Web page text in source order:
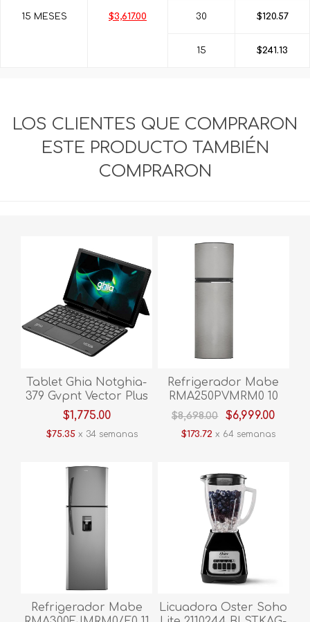
15 MESES $3,617.00 30 $120.57
15 $241.13
LOS CLIENTES QUE COMPRARON
ESTE PRODUCTO TAMBIÉN
COMPRARON
Tablet Ghia Notghia-
379 Gvpnt Vector Plus
C/teclado Negro
$1,775.00
$75.35x 34 semanas
Refrigerador Mabe
RMA250PVMRM0 10
Pies Inox
$8,698.00 $6,999.00
$173.72 x 64 semanas
Refrigerador Mabe
Licuadora Oster Soho